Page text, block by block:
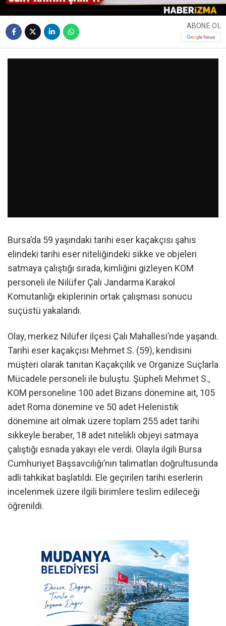
ABONE OL
Bursa’da 59 yaşındaki tarihi eser kaçakçısı şahıs
elindeki tarihi eser niteliğindeki sikke ve objeleri
satmaya çalıştığı sırada, kimliğini gizleyen KOM
personeli ile Nilüfer Çalı Jandarma Karakol
Komutanlığı ekiplerinin ortak çalışması sonucu
suçüstü yakalandı.
Olay, merkez Nilüfer ilçesi Çalı Mahallesi’nde yaşandı.
Tarihi eser kaçakçısı Mehmet S. (59), kendisini
müşteri olarak tanıtan Kaçakçılık ve Organize Suçlarla
Mücadele personeli ile buluştu. Şüpheli Mehmet S.,
KOM personeline 100 adet Bizans dönemine ait, 105
adet Roma dönemine ve 50 adet Helenistik
dönemine ait olmak üzere toplam 255 adet tarihi
sikkeyle beraber, 18 adet nitelikli objeyi satmaya
çalıştığı esnada yakayı ele verdi. Olayla ilgili Bursa
Cumhuriyet Başsavcılığı’nın talimatları doğrultusunda
adli tahkikat başlatıldı. Ele geçirilen tarihi eserlerin
incelenmek üzere ilgili birimlere teslim edileceği
öğrenildi.